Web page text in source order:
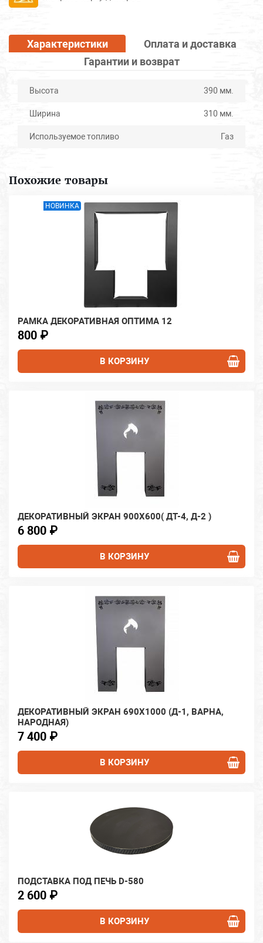
Характеристики
Оплата и доставка
Гарантии и возврат
Высота 390 мм.
Ширина 310 мм.
Используемое топливо Газ
Похожие товары
НОВИНКА
РАМКА ДЕКОРАТИВНАЯ ОПТИМА 12
800 ₽
В КОРЗИНУ
ДЕКОРАТИВНЫЙ ЭКРАН 900Х600( ДТ-4, Д-2 )
6 800 ₽
В КОРЗИНУ
ДЕКОРАТИВНЫЙ ЭКРАН 690Х1000 (Д-1, ВАРНА,
НАРОДНАЯ)
7 400 ₽
В КОРЗИНУ
ПОДСТАВКА ПОД ПЕЧЬ D-580
2 600 ₽
В КОРЗИНУ